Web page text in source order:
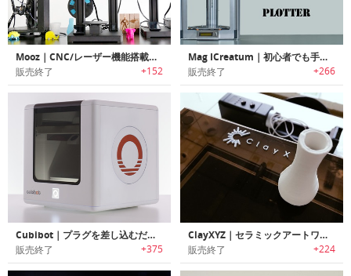
Mooz｜CNC/レーザー機能搭載オールインワンの高精度３Dプリンター「ムーズ」
販売終了 +152
Mag ICreatum｜初心者でも手軽に利用/拡張可能なオールインワン3Dマシーン「マグアイクレアタム」
販売終了 +266
Cubibot｜プラグを差し込むだけでプリント可能なデスクトップ3Dプリンター「キュービボット」
販売終了 +375
ClayXYZ｜セラミックアートワークを作成可能な3Dクレイプリンター「クレイXYZ」
販売終了 +224